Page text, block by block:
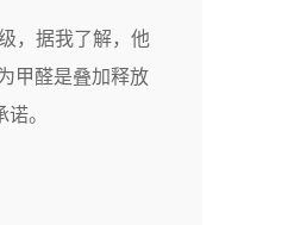
，据我了解，他
甲醛是叠加释放
。